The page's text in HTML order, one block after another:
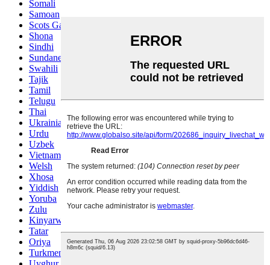
Somali
Samoan
Scots Gaelic
Shona
Sindhi
Sundanese
Swahili
Tajik
Tamil
Telugu
Thai
Ukrainian
Urdu
Uzbek
Vietnamese
Welsh
Xhosa
Yiddish
Yoruba
Zulu
Kinyarwanda
Tatar
Oriya
Turkmen